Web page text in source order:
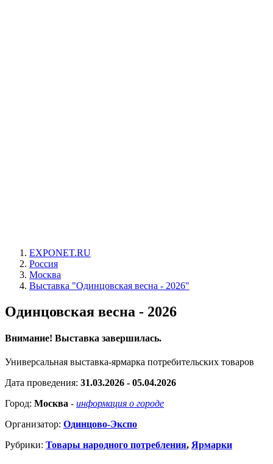
EXPONET.RU
Россия
Москва
Выставка "Одинцовская весна - 2026"
Одинцовская весна - 2026
Внимание! Выставка завершилась.
Универсальная выставка-ярмарка потребительских товаров
Дата проведения: 31.03.2026 - 05.04.2026
Город: Москва - информация о городе
Организатор: Одинцово-Экспо
Рубрики: Товары народного потребления, Ярмарки